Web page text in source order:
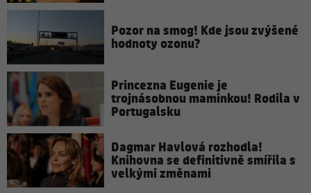
Pozor na smog! Kde jsou zvýšené
hodnoty ozonu?
Princezna Eugenie je
trojnásobnou maminkou! Rodila v
Portugalsku
Dagmar Havlová rozhodla!
Knihovna se definitivně smířila s
velkými změnami